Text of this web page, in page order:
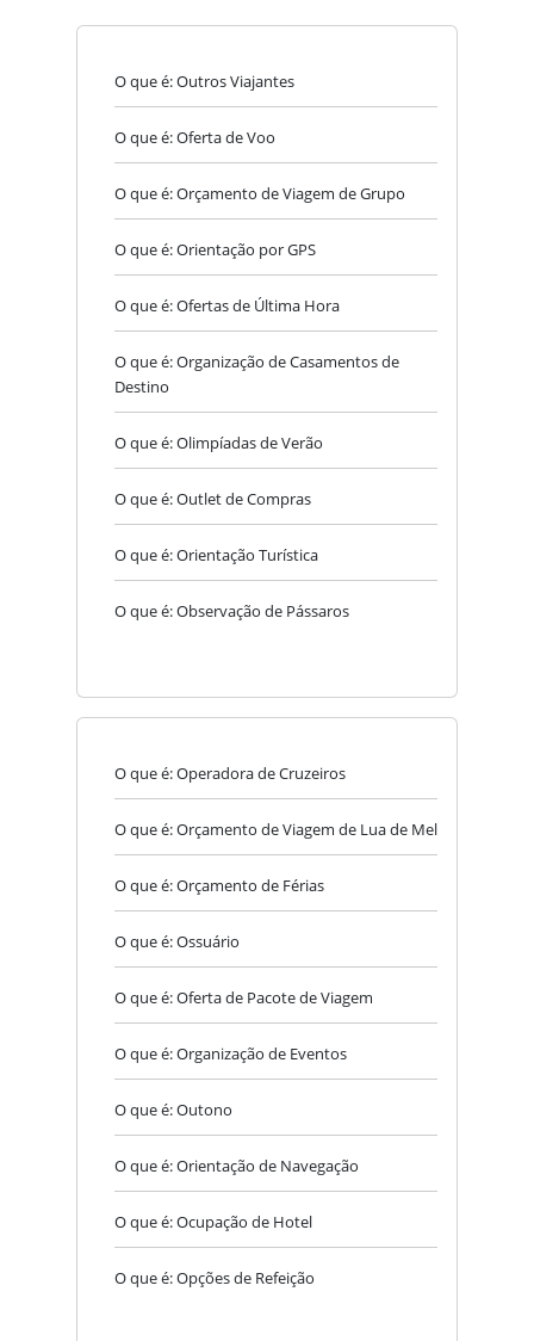
O que é: Outros Viajantes
O que é: Oferta de Voo
O que é: Orçamento de Viagem de Grupo
O que é: Orientação por GPS
O que é: Ofertas de Última Hora
O que é: Organização de Casamentos de
Destino
O que é: Olimpíadas de Verão
O que é: Outlet de Compras
O que é: Orientação Turística
O que é: Observação de Pássaros
O que é: Operadora de Cruzeiros
O que é: Orçamento de Viagem de Lua de Mel
O que é: Orçamento de Férias
O que é: Ossuário
O que é: Oferta de Pacote de Viagem
O que é: Organização de Eventos
O que é: Outono
O que é: Orientação de Navegação
O que é: Ocupação de Hotel
O que é: Opções de Refeição